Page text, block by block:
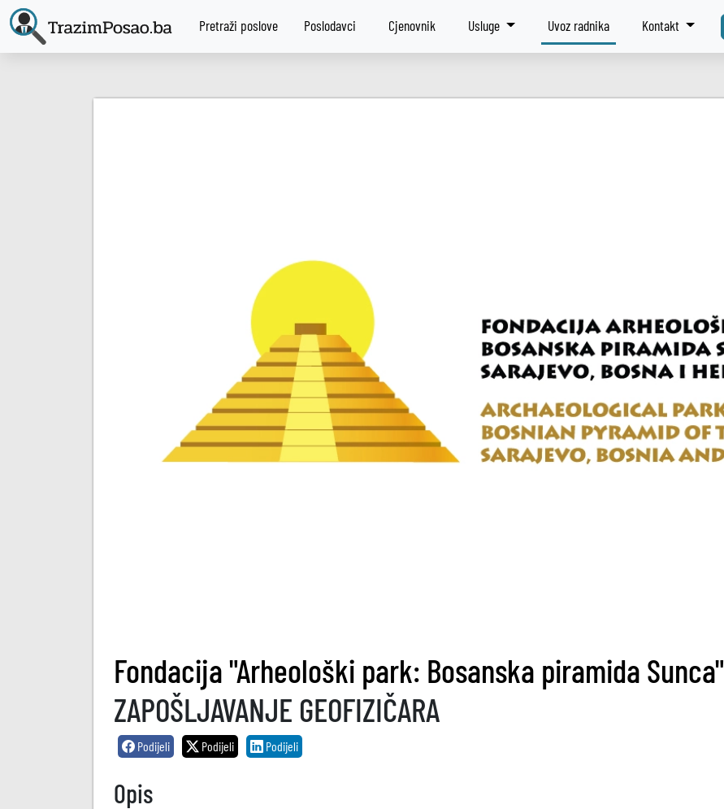
Pretraži poslove Poslodavci Cjenovnik Usluge Uvoz radnika Kontakt
Fondacija "Arheološki park: Bosanska piramida Sunca"
ZAPOŠLJAVANJE GEOFIZIČARA
Podijeli Podijeli Podijeli
Opis